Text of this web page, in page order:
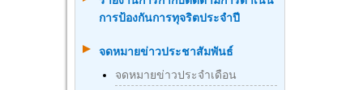
การป้องกันการทุจริตประจำปี
จดหมายข่าวประชาสัมพันธ์
จดหมายข่าวประจำเดือน